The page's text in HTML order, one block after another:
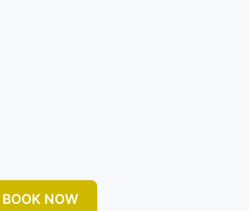
BOOK NOW